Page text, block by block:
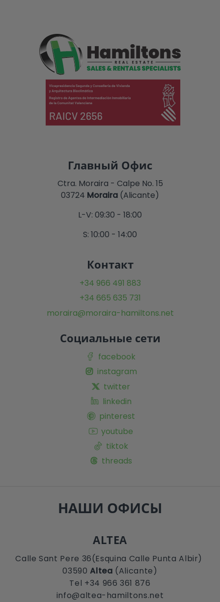
Главный Офис
Ctra. Moraira - Calpe No. 15
03724 Moraira (Alicante)
L-V: 09:30 - 18:00
S: 10:00 - 14:00
Контакт
+34 966 491 883
+34 665 635 731
moraira@moraira-hamiltons.net
Социальные сети
facebook
instagram
twitter
linkedin
pinterest
youtube
tiktok
threads
НАШИ ОФИСЫ
ALTEA
Calle Sant Pere 36(Esquina Calle Punta Albir)
03590Altea (Alicante)
Tel +34 966 361 876
info@altea-hamiltons.net